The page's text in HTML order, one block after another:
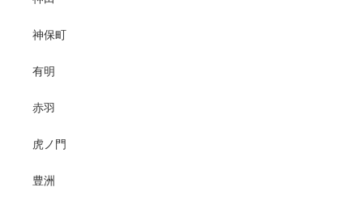
神保町
有明
赤羽
虎ノ門
豊洲